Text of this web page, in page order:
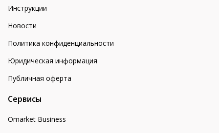
Инструкции
Новости
Политика конфиденциальности
Юридическая информация
Публичная оферта
Сервисы
Omarket Business